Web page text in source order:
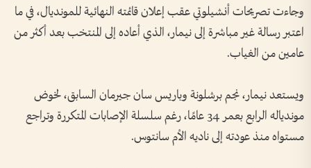
وجاءت تصريحات أنشيلوتي عقب إعلان قائمته النهائية للمونديال، في ما
اعتبر رسالة غير مباشرة إلى نيمار، الذي أعاده إلى المنتخب بعد أكثر من
عامين من الغياب.
ويستعد نيمار، نجم برشلونة وباريس سان جيرمان السابق، لخوض
موندياله الرابع بعمر 34 عامًا، رغم سلسلة الإصابات المتكررة وتراجع
مستواه منذ عودته إلى ناديه الأم سانتوس.